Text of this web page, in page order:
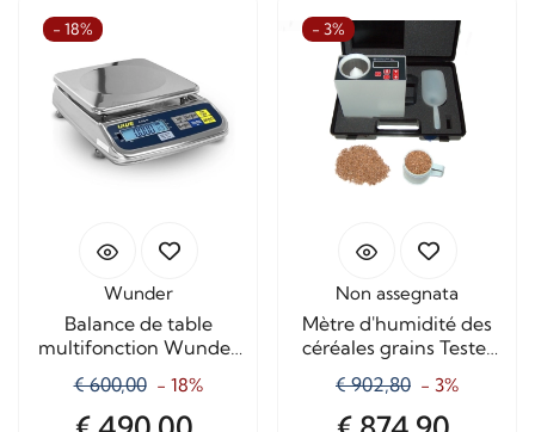
- 18%
Wunder
Balance de table
multifonction Wunder
AGS‑II, capacité de 6
kg
€ 600,00 - 18%
- 3%
Non assegnata
Mètre d'humidité des
céréales grains Tester
Plus PS
€ 902,80 - 3%